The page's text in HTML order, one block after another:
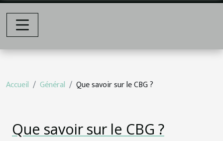
Accueil Général Que savoir sur le CBG ?
Que savoir sur le CBG ?